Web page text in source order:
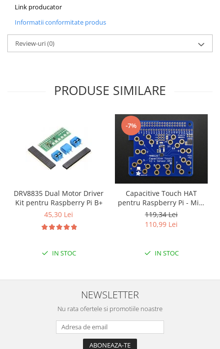
Constructor foto Mozabrick &
Qbrix
Puzzle lemn Cluebox
Jocuri de societate
Encoder
Mecanice
Link producator
Informatii conformitate produs
Review-uri(0)
PRODUSE SIMILARE
DRV8835 Dual Motor Driver
Kit pentru Raspberry Pi B+
45,30 Lei
IN STOC
-7%
Capacitive Touch HAT
pentru Raspberry Pi - Mini
Kit - MPR121
119,34 Lei
110,99 Lei
IN STOC
NEWSLETTER
Nu rata ofertele si promotiile noastre